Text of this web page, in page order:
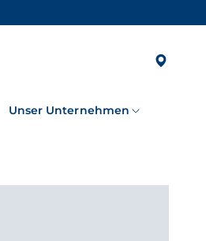
Unser Unternehmen